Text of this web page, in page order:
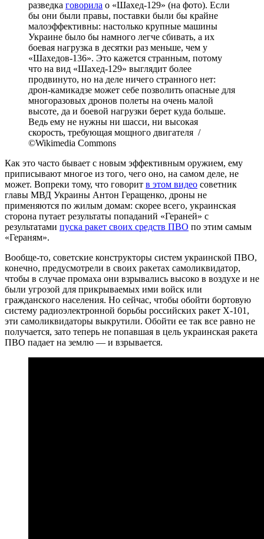
разведка говорила о «Шахед-129» (на фото). Если
бы они были правы, поставки были бы крайне
малоэффективны: настолько крупные машины
Украине было бы намного легче сбивать, а их
боевая нагрузка в десятки раз меньше, чем у
«Шахедов-136». Это кажется странным, потому
что на вид «Шахед-129» выглядит более
продвинуто, но на деле ничего странного нет:
дрон-камикадзе может себе позволить опасные для
многоразовых дронов полеты на очень малой
высоте, да и боевой нагрузки берет куда больше.
Ведь ему не нужны ни шасси, ни высокая
скорость, требующая мощного двигателя /
©Wikimedia Commons
Как это часто бывает с новым эффективным оружием, ему
приписывают многое из того, чего оно, на самом деле, не
может. Вопреки тому, что говорит в этом видео советник
главы МВД Украины Антон Геращенко, дроны не
применяются по жилым домам: скорее всего, украинская
сторона путает результаты попаданий «Гераней» с
результатами пуска ракет своих средств ПВО по этим самым
«Гераням».
Вообще-то, советские конструкторы систем украинской ПВО,
конечно, предусмотрели в своих ракетах самоликвидатор,
чтобы в случае промаха они взрывались высоко в воздухе и не
были угрозой для прикрываемых ими войск или
гражданского населения. Но сейчас, чтобы обойти бортовую
систему радиоэлектронной борьбы российских ракет Х-101,
эти самоликвидаторы выкрутили. Обойти ее так все равно не
получается, зато теперь не попавшая в цель украинская ракета
ПВО падает на землю — и взрывается.